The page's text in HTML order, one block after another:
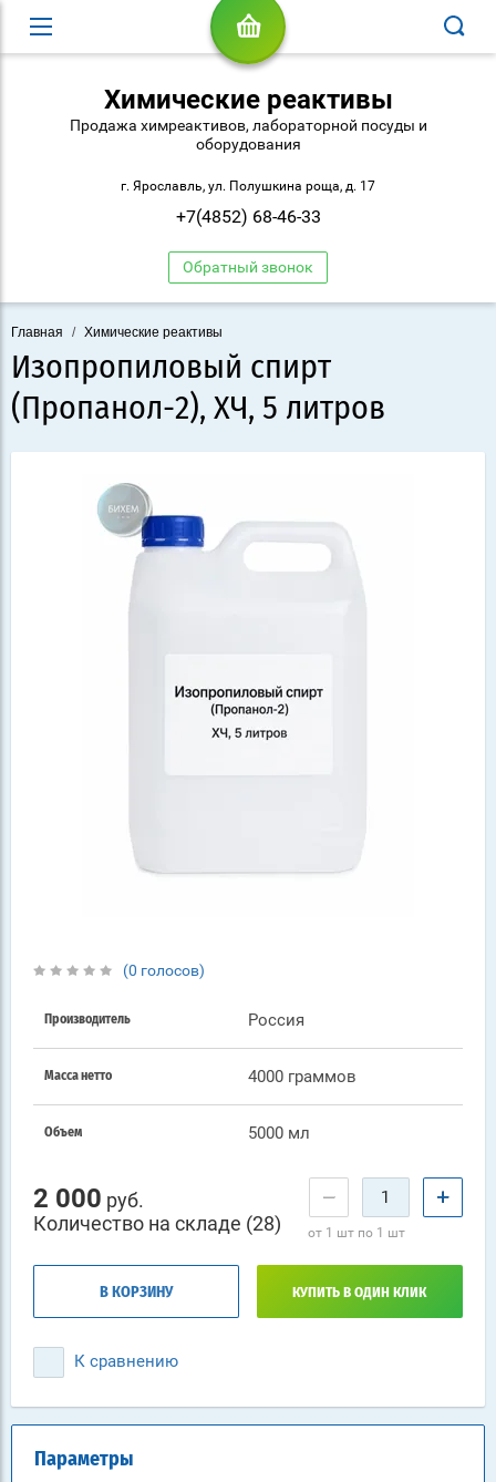
Химические реактивы
Продажа химреактивов, лабораторной посуды и
оборудования
г. Ярославль, ул. Полушкина роща, д. 17
+7(4852) 68-46-33
Обратный звонок
Главная / Химические реактивы
Изопропиловый спирт
(Пропанол-2), ХЧ, 5 литров
(0 голосов)
Производитель Россия
Масса нетто 4000 граммов
Объем 5000 мл
2 000 руб.
Количество на складе (28)
− +
от 1 шт по 1 шт
В КОРЗИНУ КУПИТЬ В ОДИН КЛИК
К сравнению
Параметры